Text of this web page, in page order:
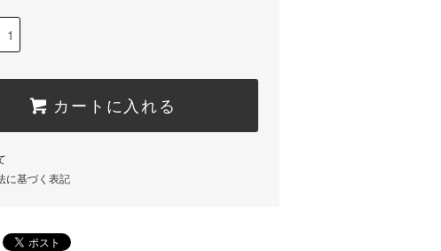
カートに入れる
に基づく表記